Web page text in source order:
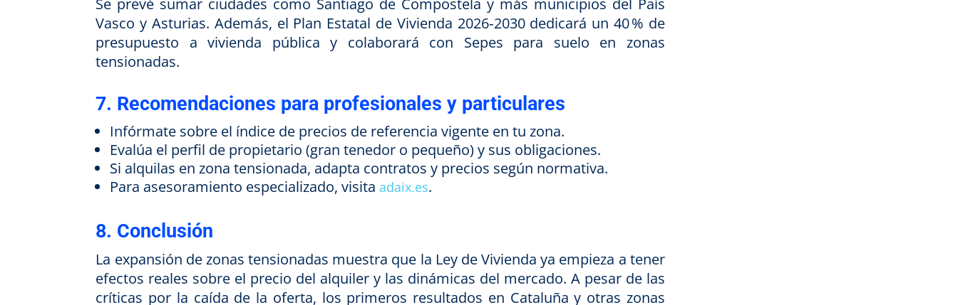
Se prevé sumar ciudades como Santiago de Compostela y más municipios del País
Vasco y Asturias. Además, el Plan Estatal de Vivienda 2026‑2030 dedicará un 40 % de
presupuesto a vivienda pública y colaborará con Sepes para suelo en zonas
tensionadas.
7. Recomendaciones para profesionales y particulares
Infórmate sobre el índice de precios de referencia vigente en tu zona.
Evalúa el perfil de propietario (gran tenedor o pequeño) y sus obligaciones.
Si alquilas en zona tensionada, adapta contratos y precios según normativa.
Para asesoramiento especializado, visitaadaix.es.
8. Conclusión
La expansión de zonas tensionadas muestra que la Ley de Vivienda ya empieza a tener
efectos reales sobre el precio del alquiler y las dinámicas del mercado. A pesar de las
críticas por la caída de la oferta, los primeros resultados en Cataluña y otras zonas